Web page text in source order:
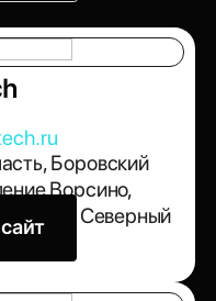
Боровский
Ворсино,
1-й Северный